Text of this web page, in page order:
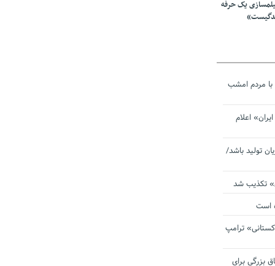
یک حرفه
مردم امشب
اعلام
تولید باشد/
تکذیب شد
است
ترامپ
بزرگی برای